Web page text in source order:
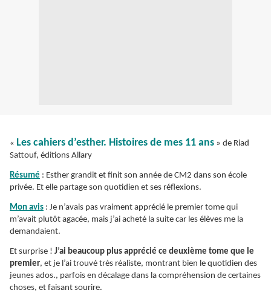
« Les cahiers d’esther. Histoires de mes 11 ans » de Riad
Sattouf, éditions Allary
Résumé : Esther grandit et finit son année de CM2 dans son école
privée. Et elle partage son quotidien et ses réflexions.
Mon avis : Je n’avais pas vraiment apprécié le premier tome qui
m’avait plutôt agacée, mais j’ai acheté la suite car les élèves me la
demandaient.
Et surprise ! J’ai beaucoup plus apprécié ce deuxième tome que le
premier, et je l’ai trouvé très réaliste, montrant bien le quotidien des
jeunes ados., parfois en décalage dans la compréhension de certaines
choses, et faisant sourire.